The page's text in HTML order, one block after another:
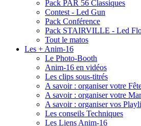
Pack PAR 56 Classiques
Contest - Led Gun
Pack Conférence
Pack STAIRVILLE - Led
Tout le matos
Les + Anim-16
Le Photo-Booth
Anim-16 en vidéos
Les clips sous-titrés
A savoir : organiser votre
A savoir : organiser votre
A savoir : organiser vos
Les conseils Techniques
Les Liens Anim-16